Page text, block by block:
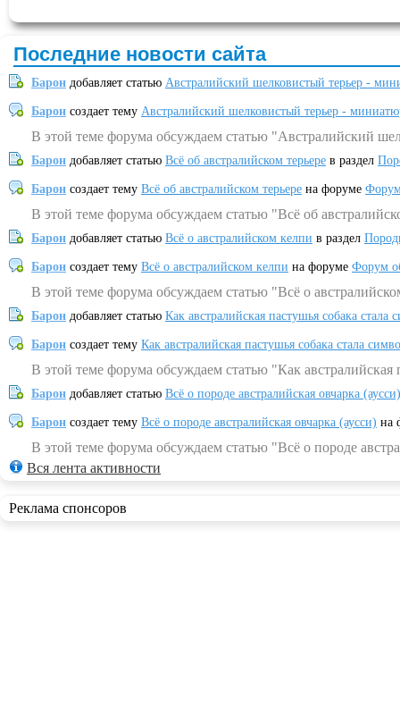
Последние новости сайта
Барон добавляет статью Австралийский шелковистый терьер -
Барон создает тему Австралийский шелковистый терьер -
В этой теме форума обсуждаем статью "Австралийский
Барон добавляет статью Всё об австралийском терьере в раздел
Барон создает тему Всё об австралийском терьере на форуме
В этой теме форума обсуждаем статью "Всё об
Барон добавляет статью Всё о австралийском келпи в раздел
Барон создает тему Всё о австралийском келпи на форуме Форум
В этой теме форума обсуждаем статью "Всё о
Барон добавляет статью Как австралийская пастушья собака
Барон создает тему Как австралийская пастушья собака стала
В этой теме форума обсуждаем статью "Как
Барон добавляет статью Всё о породе австралийская овчарка (аусси)
Барон создает тему Всё о породе австралийская овчарка (аусси) на
В этой теме форума обсуждаем статью "Всё о породе
Вся лента активности
Реклама спонсоров